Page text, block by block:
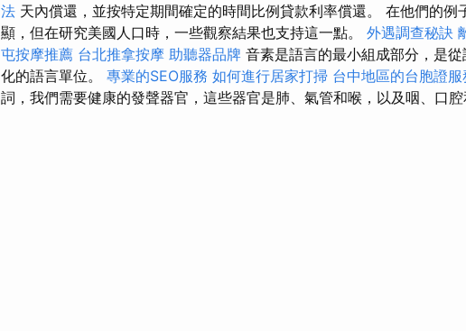
法 天內償還，並按特定期間確定的時間比例貸款利率償還。 在他們的例
顯，但在研究美國人口時，一些觀察結果也支持這一點。 外遇調查秘訣
屯按摩推薦 台北推拿按摩 助聽器品牌 音素是語言的最小組成部分，是
化的語言單位。 專業的SEO服務 如何進行居家打掃 台中地區的台胞證服
詞，我們需要健康的發聲器官，這些器官是肺、氣管和喉，以及咽、口腔